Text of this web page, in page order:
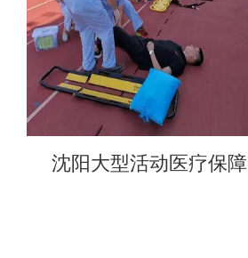
沈阳大型活动医疗保障